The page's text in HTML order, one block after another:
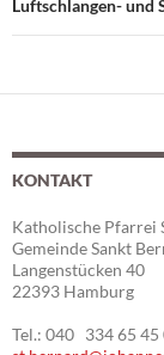
Luftschlangen- und
KONTAKT
Katholische Pfarrei
Gemeinde Sankt
Langenstücken 40
22393 Hamburg
Tel.: 040 334 65 45